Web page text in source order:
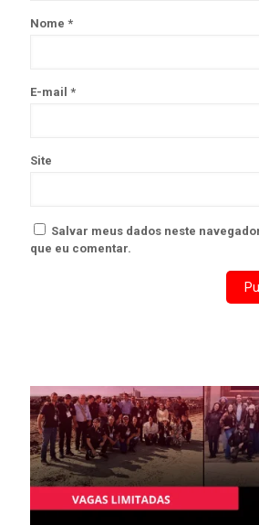
Nome *
E-mail *
Site
Salvar meus dados neste
que eu comentar.